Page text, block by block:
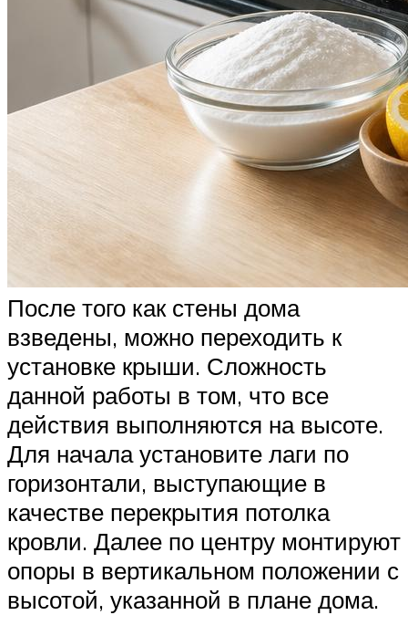
После того как стены дома
взведены, можно переходить к
установке крыши. Сложность
данной работы в том, что все
действия выполняются на высоте.
Для начала установите лаги по
горизонтали, выступающие в
качестве перекрытия потолка
кровли. Далее по центру монтируют
опоры в вертикальном положении с
высотой, указанной в плане дома.